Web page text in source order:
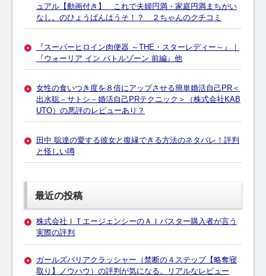
ュアル【動画付き】 これで夫婦円満・家庭円満まちがい
なし。のひょうばんはうそ！？ ２ちゃんのクチコミ
『スーパーヒロイン肉便器 ～THE・スターレディー～』｜
『ウォーリア イン バトルゾーン 前編』他
女性の食いつき度を８倍にアップさせる簡単婚活自己PR＜
出水聡－サトシ－婚活自己PRテクニック＞（株式会社KAB
UTO）の悪評のレビューあり？
田中 聡達の愛する彼女と復縁できる方法のネタバレ！評判
と怪しい噂
最近の投稿
株式会社ＩＴエージェンシーのＡＩバスター購入者が言う
実際の評判
ガールズバリアクラッシャー（禁断の４ステップ【略奪寝
取り】ノウハウ）の評判が気になる。リアルなレビュー